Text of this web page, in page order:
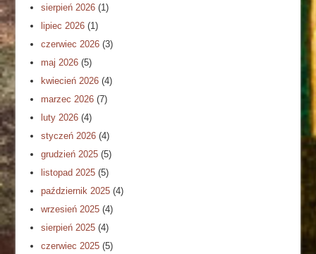
sierpień 2026 (1)
lipiec 2026 (1)
czerwiec 2026 (3)
maj 2026 (5)
kwiecień 2026 (4)
marzec 2026 (7)
luty 2026 (4)
styczeń 2026 (4)
grudzień 2025 (5)
listopad 2025 (5)
październik 2025 (4)
wrzesień 2025 (4)
sierpień 2025 (4)
czerwiec 2025 (5)